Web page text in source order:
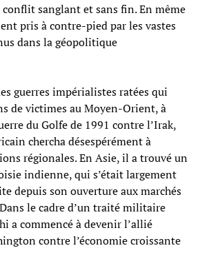
sanglant et sans fin. En même
pris à contre-pied par les vastes
dans la géopolitique
guerres impérialistes ratées qui
de victimes au Moyen-Orient, à
du Golfe de 1991 contre l’Irak,
chercha désespérément à
régionales. En Asie, il a trouvé un
indienne, qui s’était largement
depuis son ouverture aux marchés
le cadre d’un traité militaire
a commencé à devenir l’allié
contre l’économie croissante